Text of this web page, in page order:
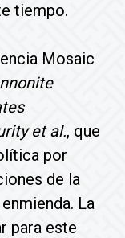
tiempo.
Mosaic
et al., que
por
de la
La
para este